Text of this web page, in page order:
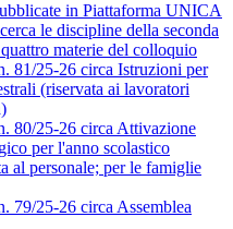
in Piattaforma UNICA
le discipline della seconda
materie del colloquio
81/25-26 circa Istruzioni per
(riservata ai lavoratori
80/25-26 circa Attivazione
per l'anno scolastico
al personale; per le famiglie
79/25-26 circa Assemblea